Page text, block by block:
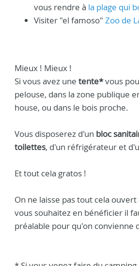
vous rendre à la plage qui
Visiter "el famoso" Zoo de
Mieux ! Mieux !
Si vous avez une tente*vous
pelouse, dans la zone publique
house, ou dans le bois proche.
Vous disposerez d'un bloc
toilettes, d'un réfrigérateur et
Et tout cela gratos !
On ne laisse pas tout cela
vous souhaitez en bénéficier il
préalable pour qu'on convienne